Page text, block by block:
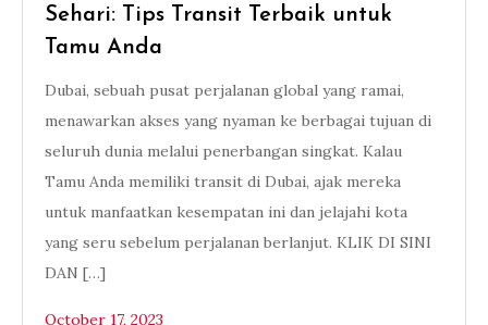
Sehari: Tips Transit Terbaik untuk
Tamu Anda
Dubai, sebuah pusat perjalanan global yang ramai,
menawarkan akses yang nyaman ke berbagai tujuan di
seluruh dunia melalui penerbangan singkat. Kalau
Tamu Anda memiliki transit di Dubai, ajak mereka
untuk manfaatkan kesempatan ini dan jelajahi kota
yang seru sebelum perjalanan berlanjut. KLIK DI SINI
DAN […]
October 17, 2023